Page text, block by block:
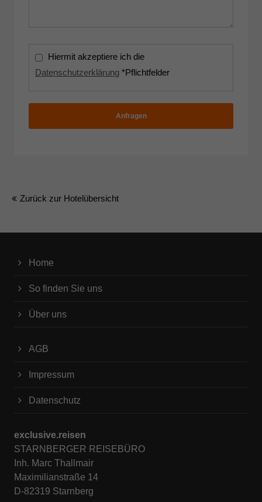
Hiermit akzeptiere ich die
Datenschutzerklärung *Pflichtfelder
Anfragen
Zurück zur Hotelübersicht
Home
So finden Sie uns
Über uns
AGB
Impressum
Datenschutz
exclusive.reisen
STARNBERGER REISEBÜRO
Inh. Marc Thallmair
Maximilianstraße 14
D-82319 Starnberg